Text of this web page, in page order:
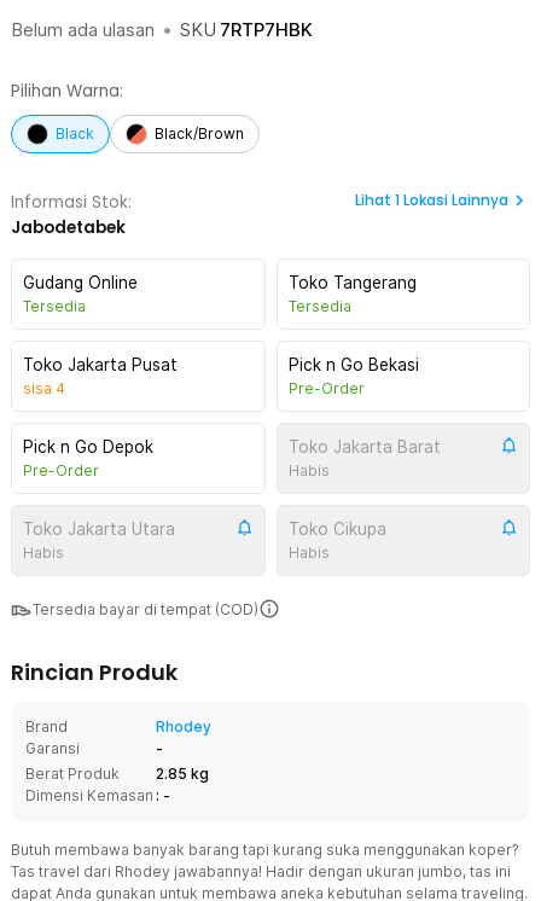
Belum ada ulasan • SKU 7RTP7HBK
Pilihan Warna:
Black Black/Brown
Informasi Stok:
Jabodetabek
Lihat 1Lokasi Lainnya
Gudang Online
Tersedia
Toko Tangerang
Tersedia
Toko Jakarta Pusat
sisa 4
Pick n Go Bekasi
Pre-Order
Pick n Go Depok
Pre-Order
Toko Jakarta Barat
Habis
Toko Jakarta Utara
Habis
Toko Cikupa
Habis
Tersedia bayar di tempat (COD)
Rincian Produk
Brand
Rhodey
Garansi
-
Berat Produk
2.85 kg
Dimensi Kemasan : -
Butuh membawa banyak barang tapi kurang suka menggunakan koper?
Tas travel dari Rhodey jawabannya! Hadir dengan ukuran jumbo, tas ini
dapat Anda gunakan untuk membawa aneka kebutuhan selama traveling.